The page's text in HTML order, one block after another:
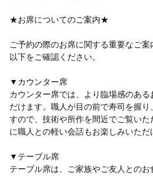
★お席についてのご案内★
ご予約の際のお席に関する重要なご案
以下をご確認ください。
▼カウンター席
カウンター席では、より臨場感のあ
だけます。職人が目の前で寿司を握
すので、技術や所作を間近でご覧い
に職人との軽い会話もお楽しみいただ
▼テーブル席
テーブル席は、ご家族やご友人との